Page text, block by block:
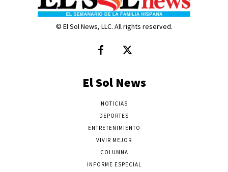
© El Sol News, LLC. All rights reserved.
El Sol News
NOTICIAS
DEPORTES
ENTRETENIMIENTO
VIVIR MEJOR
COLUMNA
INFORME ESPECIAL